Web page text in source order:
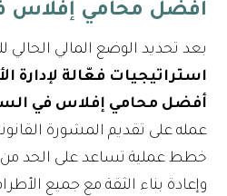
أفضل محامي إفلاس
بعد تحديد الوضع المالي الحالي
استراتيجيات فعّالة لإدارة
أفضل محامي إفلاس في
عمله على تقديم المشورة
خطط عملية تساعد على الحد من
وإعادة بناء الثقة مع جميع